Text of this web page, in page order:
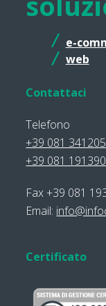
e-
web
Contattaci
Telefono
+39 081
+39 081
Fax +39 081
Email:
Certificato